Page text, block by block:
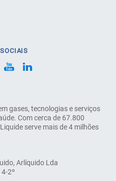
gases, tecnologias e serviços
Com cerca de 67.800
serve mais de 4 milhões
Arlíquido Lda
2º